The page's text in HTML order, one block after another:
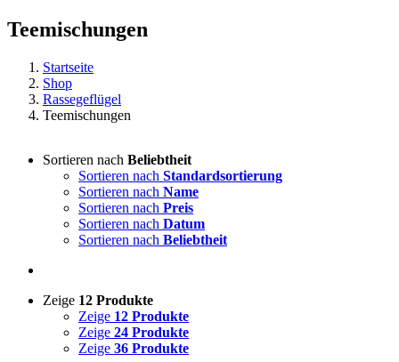
Teemischungen
Startseite
Shop
Rassegeflügel
Teemischungen
Sortieren nach Beliebtheit
Sortieren nach Standardsortierung
Sortieren nach Name
Sortieren nach Preis
Sortieren nach Datum
Sortieren nach Beliebtheit
Zeige 12 Produkte
Zeige 12 Produkte
Zeige 24 Produkte
Zeige 36 Produkte